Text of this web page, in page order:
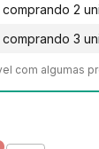
comprando 2
comprando 3
com algumas